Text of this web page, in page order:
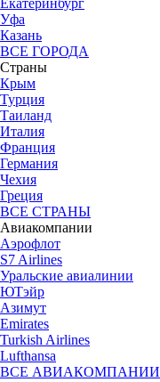
Уфа
Казань
ВСЕ ГОРОДА
Страны
Крым
Турция
Таиланд
Италия
Франция
Германия
Чехия
Греция
ВСЕ СТРАНЫ
Авиакомпании
Аэрофлот
S7 Airlines
Уральские авиалинии
ЮТэйр
Азимут
Emirates
Turkish Airlines
Lufthansa
ВСЕ АВИАКОМПАНИИ